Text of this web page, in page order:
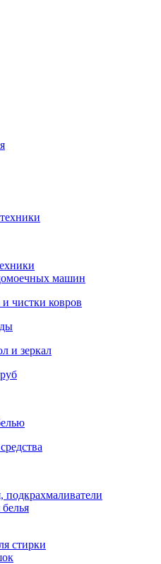
машин
чистки ковров
и зеркал
подкрахмаливатели
стирки